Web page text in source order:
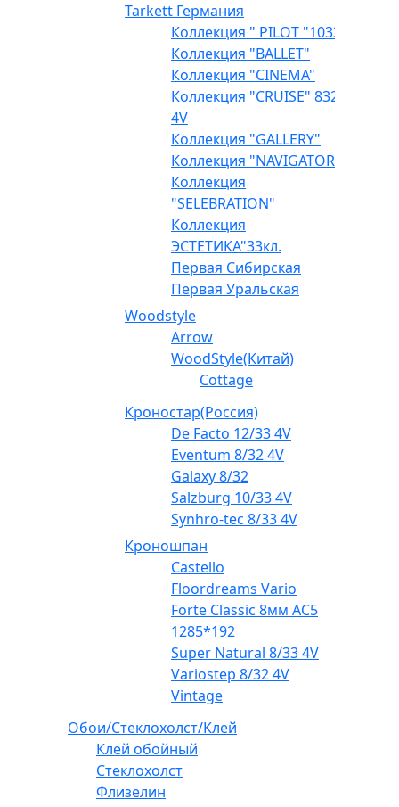
Tarkett Германия
Коллекция " PILOT "1033
Коллекция "BALLET"
Коллекция "CINEMA"
Коллекция "CRUISE" 832
4V
Коллекция "GALLERY"
Коллекция "NAVIGATOR"
Коллекция
"SELEBRATION"
Коллекция
ЭСТЕТИКА"33кл.
Первая Сибирская
Первая Уральская
Woodstyle
Arrow
WoodStyle(Китай)
Cottage
Кроностар(Россия)
De Facto 12/33 4V
Eventum 8/32 4V
Galaxy 8/32
Salzburg 10/33 4V
Synhro-tec 8/33 4V
Кроношпан
Castello
Floordreams Vario
Forte Classic 8мм AC5
1285*192
Super Natural 8/33 4V
Variostep 8/32 4V
Vintage
Обои/Стеклохолст/Клей
Клей обойный
Стеклохолст
Флизелин